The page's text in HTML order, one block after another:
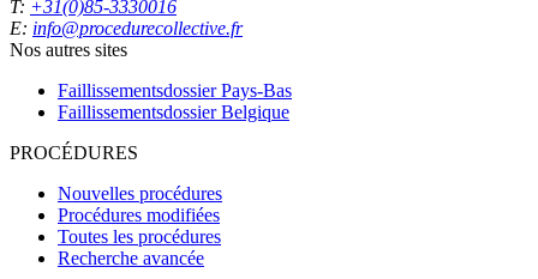
T: +31(0)85-3330016
E: info@procedurecollective.fr
Nos autres sites
Faillissementsdossier Pays-Bas
Faillissementsdossier Belgique
PROCÉDURES
Nouvelles procédures
Procédures modifiées
Toutes les procédures
Recherche avancée